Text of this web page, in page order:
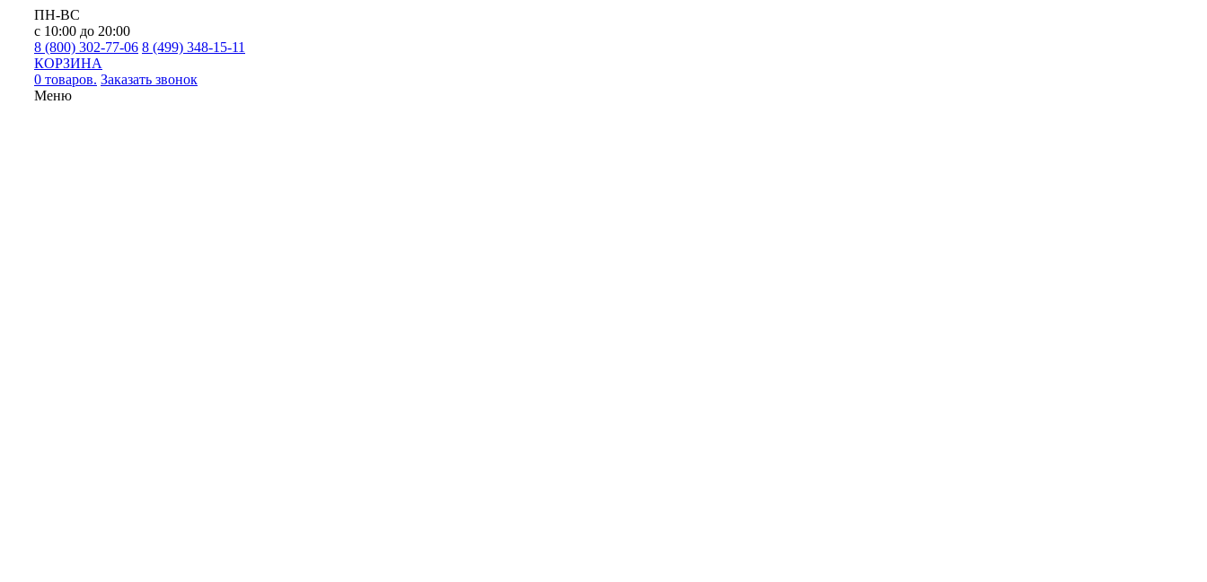
ПН-ВС
с 10:00 до 20:00
8 (800) 302-77-06 8 (499) 348-15-11
КОРЗИНА
0 товаров. Заказать звонок
Меню